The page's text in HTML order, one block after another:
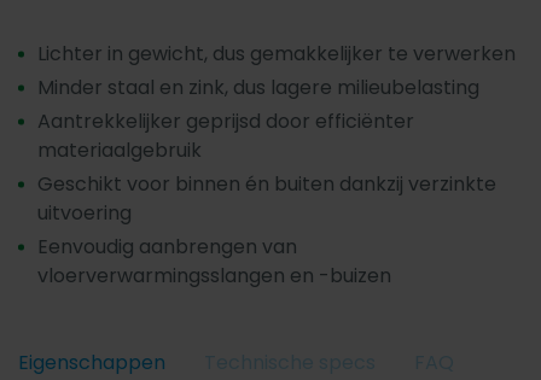
Lichter in gewicht, dus gemakkelijker te verwerken
Minder staal en zink, dus lagere milieubelasting
Aantrekkelijker geprijsd door efficiënter
materiaalgebruik
Geschikt voor binnen én buiten dankzij verzinkte
uitvoering
Eenvoudig aanbrengen van
vloerverwarmingsslangen en -buizen
Eigenschappen